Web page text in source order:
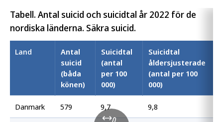
Tabell. Antal suicid och suicidtal år 2022 för de
nordiska länderna. Säkra suicid.
Land
Antal
suicid
(båda
könen)
Suicidtal
(antal
per 100
000)
Suicidtal
åldersjusterade
(antal per 100
000)
Danmark 579 9,7 9,8